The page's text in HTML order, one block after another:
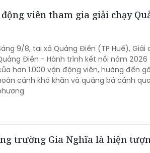
Sáng 9/8, tại xã Quảng Điền (TP Huế),
hơn 1.000 vận động viên, hướng đến
cảnh khó khăn và quảng bá cảnh
trường Gia Nghĩa là hiện
Hiện tượng lún nứt cục bộ với diện tích